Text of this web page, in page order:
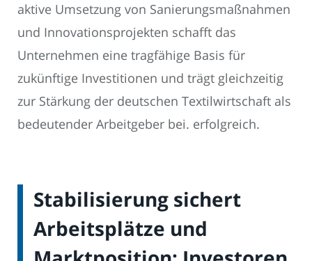
aktive Umsetzung von Sanierungsmaßnahmen
und Innovationsprojekten schafft das
Unternehmen eine tragfähige Basis für
zukünftige Investitionen und trägt gleichzeitig
zur Stärkung der deutschen Textilwirtschaft als
bedeutender Arbeitgeber bei. erfolgreich.
Stabilisierung sichert
Arbeitsplätze und